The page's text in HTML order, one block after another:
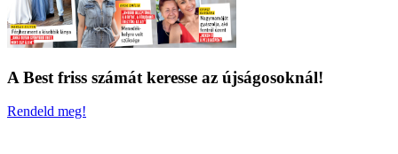
A Best friss számát keresse az újságosoknál!
Rendeld meg!